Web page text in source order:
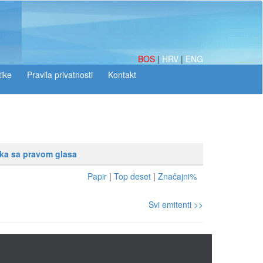
BOS | HRV | ENG
sa pravom glasa
Papir | Top deset | Značajni%
Svi emitenti >>